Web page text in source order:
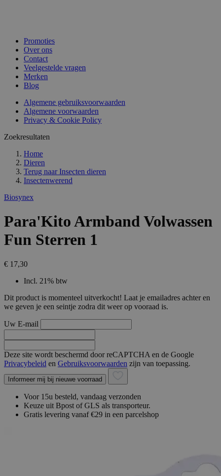
Promoties
Over ons
Contact
Veelgestelde vragen
Merken
Blog
Algemene gebruiksvoorwaarden
Algemene voorwaarden
Privacy & Cookie Policy
Zoekresultaten
Home
Dieren
Terug naar Insecten dieren
Insectenwerend
Biosynex
Para'Kito Armband Volwassen
Fun Sterren 1
€ 17,30
Incl. 21% btw
Dit product is momenteel uitverkocht! Laat je emailadres achter en
we geven je een seintje zodra dit weer op vooraad is.
Uw E-mail
Deze site wordt beschermd door reCAPTCHA en de Google
Privacybeleid en Gebruiksvoorwaarden zijn van toepassing.
Informeer mij bij nieuwe voorraad
Voor 15u besteld, vandaag verzonden
Keuze uit Bpost of GLS als transporteur.
Gratis levering vanaf €29 in een parcelshop